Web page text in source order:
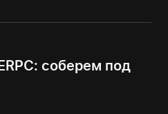
соберем под